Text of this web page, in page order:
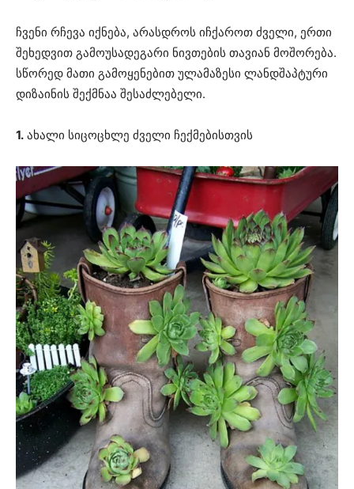
ჩვენი რჩევა იქნება, არასდროს იჩქაროთ ძველი, ერთი
შეხედვით გამოუსადეგარი ნივთების თავიან მოშორება.
სწორედ მათი გამოყენებით ულამაზესი ლანდშაპტური
დიზაინის შექმნაა შესაძლებელი.
1. ახალი სიცოცხლე ძველი ჩექმებისთვის